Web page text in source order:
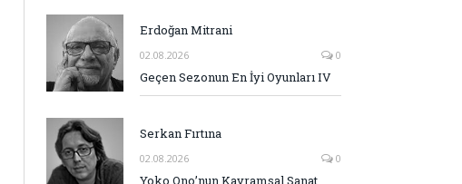
Erdoğan Mitrani
02.08.2026 0
Geçen Sezonun En İyi Oyunları IV
Serkan Fırtına
02.08.2026 0
Yoko Ono’nun Kavramsal Sanat